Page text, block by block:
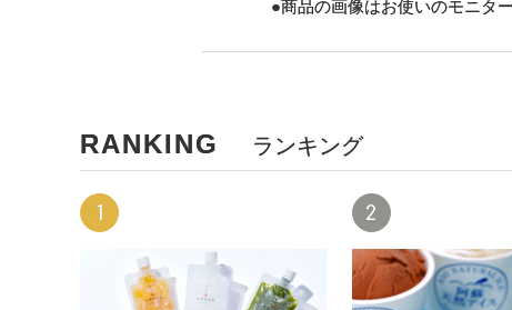
●商品の画像はお使いのモニタ
RANKING ランキング
1 2